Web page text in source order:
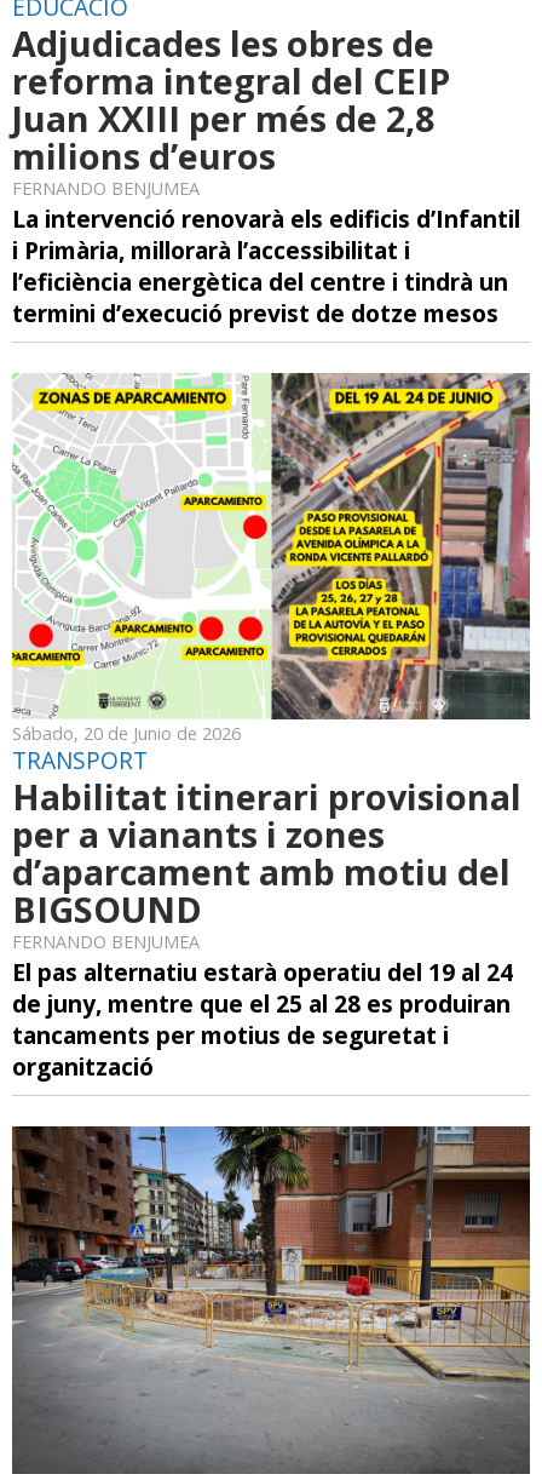
EDUCACIÓ
Adjudicades les obres de
reforma integral del CEIP
Juan XXIII per més de 2,8
milions d’euros
FERNANDO BENJUMEA
La intervenció renovarà els edificis d’Infantil
i Primària, millorarà l’accessibilitat i
l’eficiència energètica del centre i tindrà un
termini d’execució previst de dotze mesos
Sábado, 20 de Junio de 2026
TRANSPORT
Habilitat itinerari provisional
per a vianants i zones
d’aparcament amb motiu del
BIGSOUND
FERNANDO BENJUMEA
El pas alternatiu estarà operatiu del 19 al 24
de juny, mentre que el 25 al 28 es produiran
tancaments per motius de seguretat i
organització